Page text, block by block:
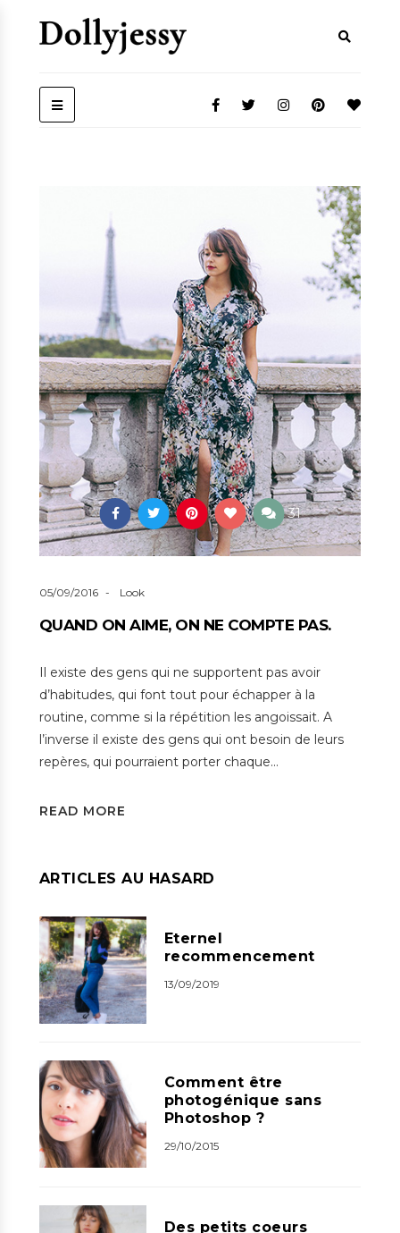
31
05/09/2016 Look
QUAND ON AIME, ON NE COMPTE PAS.
Il existe des gens qui ne supportent pas avoir
d’habitudes, qui font tout pour échapper à la
routine, comme si la répétition les angoissait. A
l’inverse il existe des gens qui ont besoin de leurs
repères, qui pourraient porter chaque…
READ MORE
ARTICLES AU HASARD
Eternel
recommencement
13/09/2019
Comment être
photogénique sans
Photoshop ?
29/10/2015
Des petits coeurs